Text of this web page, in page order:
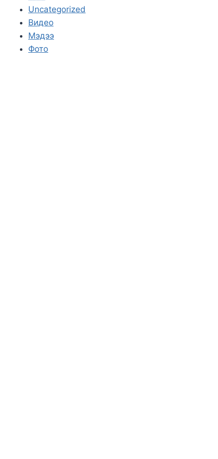
Uncategorized
Видео
Мэдээ
Фото